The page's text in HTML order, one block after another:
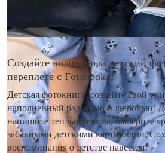
Создайте волшебный детский
переплете с Fotobooka!
Детская фотокнига: создайте свой
наполненный радостью и любовью!
напишите теплые тексты, выберите
забавными детскими картинками.
воспоминания о детстве навсегда!